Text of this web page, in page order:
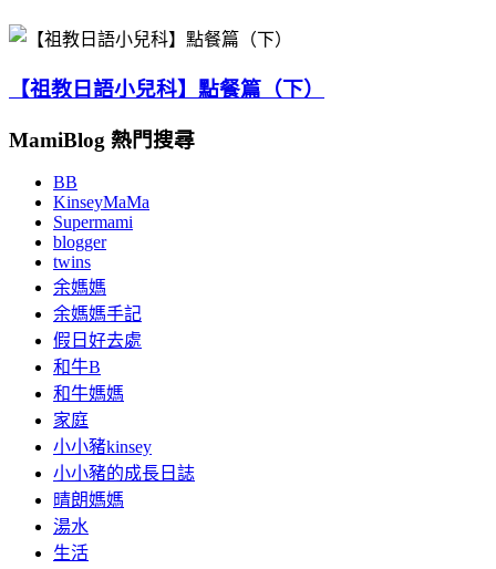
【祖教日語小兒科】點餐篇（下）
MamiBlog 熱門搜尋
BB
KinseyMaMa
Supermami
blogger
twins
余媽媽
余媽媽手記
假日好去處
和牛B
和牛媽媽
家庭
小小豬kinsey
小小豬的成長日誌
晴朗媽媽
湯水
生活